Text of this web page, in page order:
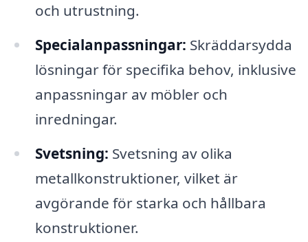
och utrustning.
Specialanpassningar: Skräddarsydda
lösningar för specifika behov, inklusive
anpassningar av möbler och
inredningar.
Svetsning: Svetsning av olika
metallkonstruktioner, vilket är
avgörande för starka och hållbara
konstruktioner.